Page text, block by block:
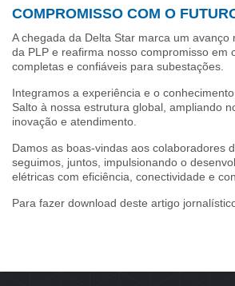
COMPROMISSO COM O
A chegada da Delta Star marca um avanço
da PLP e reafirma nosso compromisso em
completas e confiáveis para subestações.
Integramos a experiência e o
Salto à nossa estrutura global, ampliando
inovação e atendimento.
Damos as boas-vindas aos colaboradores
seguimos, juntos, impulsionando o
elétricas com eficiência, conectividade e
Para fazer download deste artigo